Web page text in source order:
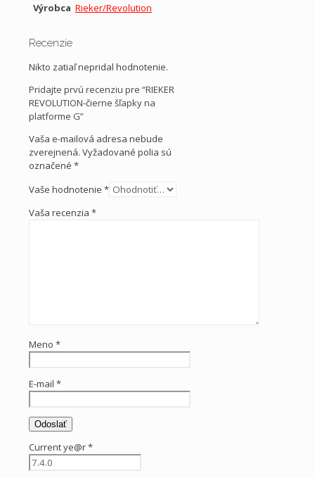
Výrobca Rieker/Revolution
Recenzie
Nikto zatiaľ nepridal hodnotenie.
Pridajte prvú recenziu pre “RIEKER
REVOLUTION-čierne šľapky na
platforme G”
Vaša e-mailová adresa nebude
zverejnená. Vyžadované polia sú
označené *
Vaše hodnotenie *
Vaša recenzia *
Meno *
E-mail *
Current ye@r*